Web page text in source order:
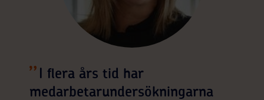
I flera års tid har
medarbetarundersökningarna